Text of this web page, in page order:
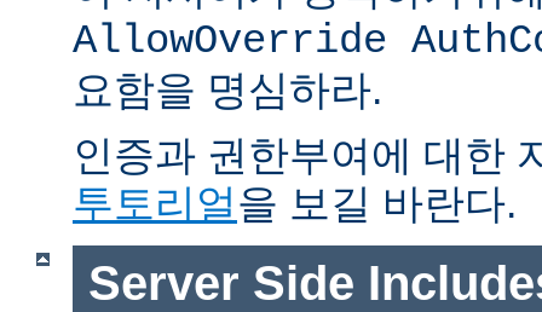
AllowOverride
요함을 명심하라.
인증과 권한부여에 대한
투토리얼을 보길 바란다.
Server Side